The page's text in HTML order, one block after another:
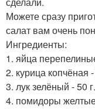
Можете сразу
салат вам очень
Ингредиенты:
1. яйца
2. курица копчёная
3. лук зелёный - 50 г.
4. помидоры